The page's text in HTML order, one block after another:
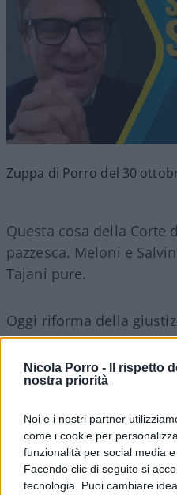
Nicola Porro -
Il rispetto
nostra priorità
Noi e i nostri partner
come i cookie per
funzionalità per social media
Facendo clic di seguito si
tecnologia. Puoi cambiare
Zuppa di Porro del 30
Questa cosa della Corte
pazzesca. Meloni e
Tajani pure.
Oggi riforma della
Prodi contro Schlein.
Albanese assurda.
Nuovi raid a Gaza.